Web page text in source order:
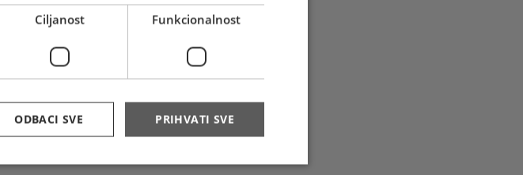
Ciljanost Funkcionalnost
PRIHVATI SVE
ODBACI SVE